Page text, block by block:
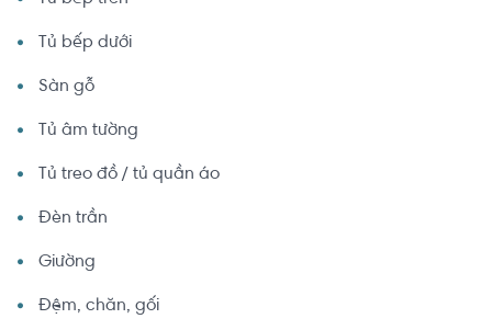
Tủ bếp dưới
Sàn gỗ
Tủ âm tường
Tủ treo đồ / tủ quần áo
Đèn trần
Giường
Đệm, chăn, gối